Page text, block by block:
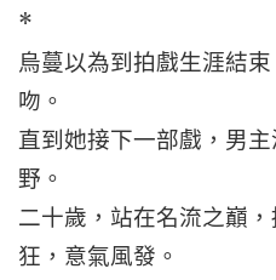
*
烏蔓以為到拍戲生涯結
吻。
直到她接下一部戲，男
野。
二十歲，站在名流之巔
狂，意氣風發。